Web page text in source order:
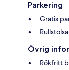
Parkering
Gratis
Övrig
Rökfritt